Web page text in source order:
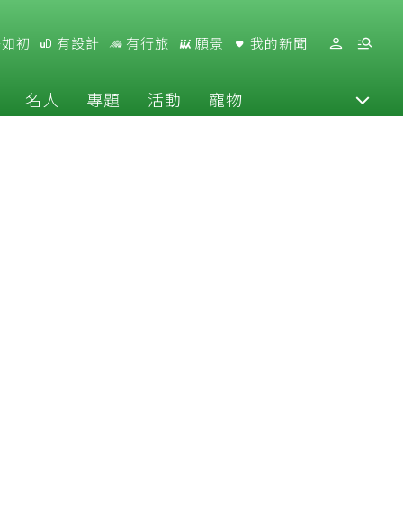
初 有設計 有行旅 願景 我的新聞
名人 專題 活動 寵物